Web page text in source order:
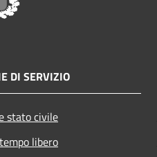
DI SERVIZIO
stato civile
libero